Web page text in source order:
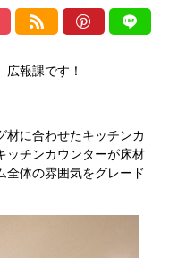
報課です！
材に合わせたキッチンカ
ッチンカウンターが床材
全体の雰囲気をグレード